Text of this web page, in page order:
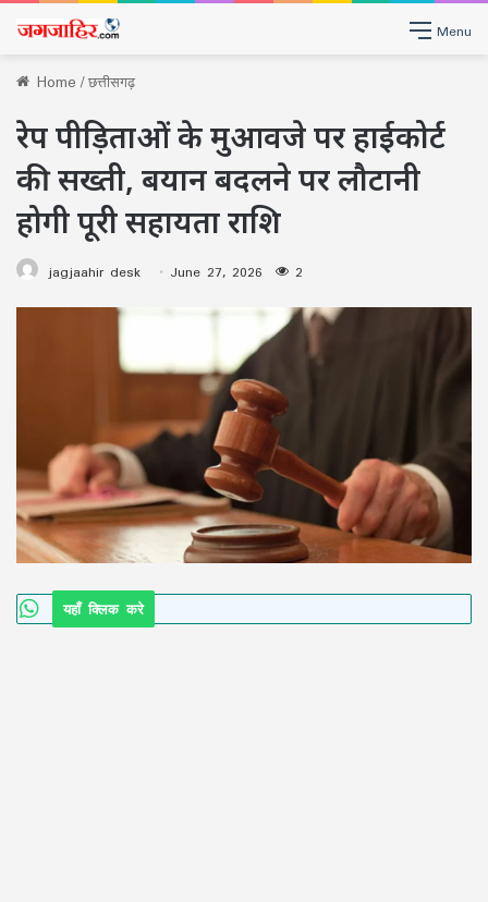
Menu
Home/छत्तीसगढ़
रेप पीड़िताओं के मुआवजे पर हाईकोर्ट
की सख्ती, बयान बदलने पर लौटानी
होगी पूरी सहायता राशि
jagjaahir desk June 27, 2026 2
यहाँ क्लिक करे